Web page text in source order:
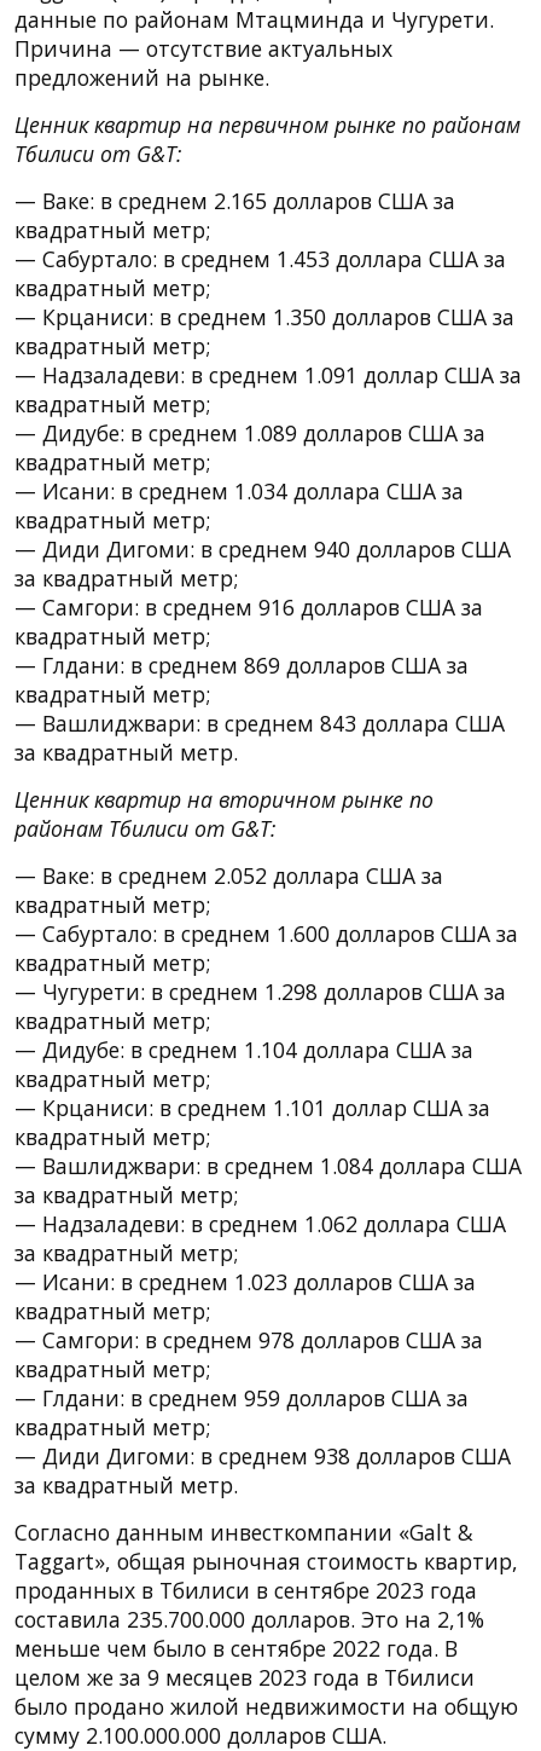
данные по районам Мтацминда и Чугурети.
Причина — отсутствие актуальных
предложений на рынке.
Ценник квартир на первичном рынке по районам
Тбилиси от G&T:
— Ваке: в среднем 2.165 долларов США за
квадратный метр;
— Сабуртало: в среднем 1.453 доллара США за
квадратный метр;
— Крцаниси: в среднем 1.350 долларов США за
квадратный метр;
— Надзаладеви: в среднем 1.091 доллар США за
квадратный метр;
— Дидубе: в среднем 1.089 долларов США за
квадратный метр;
— Исани: в среднем 1.034 доллара США за
квадратный метр;
— Диди Дигоми: в среднем 940 долларов США
за квадратный метр;
— Самгори: в среднем 916 долларов США за
квадратный метр;
— Глдани: в среднем 869 долларов США за
квадратный метр;
— Вашлиджвари: в среднем 843 доллара США
за квадратный метр.
Ценник квартир на вторичном рынке по
районам Тбилиси от G&T:
— Ваке: в среднем 2.052 доллара США за
квадратный метр;
— Сабуртало: в среднем 1.600 долларов США за
квадратный метр;
— Чугурети: в среднем 1.298 долларов США за
квадратный метр;
— Дидубе: в среднем 1.104 доллара США за
квадратный метр;
— Крцаниси: в среднем 1.101 доллар США за
квадратный метр;
— Вашлиджвари: в среднем 1.084 доллара США
за квадратный метр;
— Надзаладеви: в среднем 1.062 доллара США
за квадратный метр;
— Исани: в среднем 1.023 долларов США за
квадратный метр;
— Самгори: в среднем 978 долларов США за
квадратный метр;
— Глдани: в среднем 959 долларов США за
квадратный метр;
— Диди Дигоми: в среднем 938 долларов США
за квадратный метр.
Согласно данным инвесткомпании «Galt &
Taggart», общая рыночная стоимость квартир,
проданных в Тбилиси в сентябре 2023 года
составила 235.700.000 ​​долларов. Это на 2,1%
меньше чем было в сентябре 2022 года. В
целом же за 9 месяцев 2023 года в Тбилиси
было продано жилой недвижимости на общую
сумму 2.100.000.000 долларов США.